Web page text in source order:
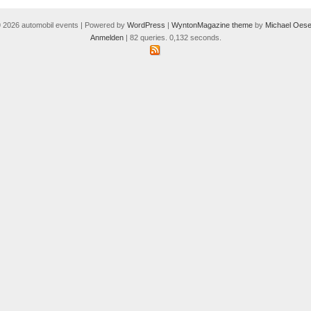
2026 automobil events | Powered by WordPress | WyntonMagazine theme by Michael
Anmelden| 82 queries. 0,132 seconds.